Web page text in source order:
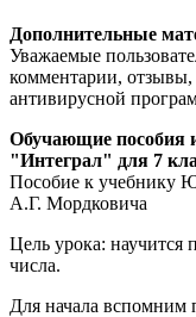
Дополнительные
Уважаемые
комментарии,
антивирусной
Обучающие пособия
"Интеграл" для 7
Пособие к учебнику
А.Г. Мордковича
Цель урока: научится
числа.
Для начала вспомним